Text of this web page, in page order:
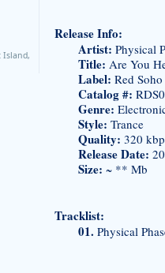
Island,
Release Info:
Artist: Physical
Title: Are You
Label: Red Soho
Catalog #:
Genre:
Style: Trance
Quality: 320
Release Date:
Size: ~ ** Mb
Tracklist:
01. Physical